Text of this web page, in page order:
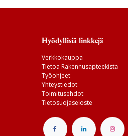
Hyödyllisiä linkkejä
Verkkokauppa
Tietoa Rakennusapteekista
Työohjeet
Yhteystiedot
Toimitusehdot
Tietosuojaseloste